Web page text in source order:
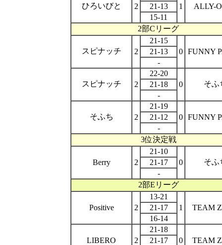
ひろいびと 2
1
ALLY-
21-13
15-11
2部Cリーグ
スピナッチ 2
21-15
0 FUNNY
21-13
-
スピナッチ 2
22-20
0
そふ
21-18
-
そふち 2
21-19
0 FUNNY
21-12
-
3位決定戦
Berry 2
21-10
0
そふ
21-17
-
2部Eリーグ
Positive 2
13-21
1
TEAM
21-17
16-14
LIBERO 2
21-18
0
TEAM
21-17